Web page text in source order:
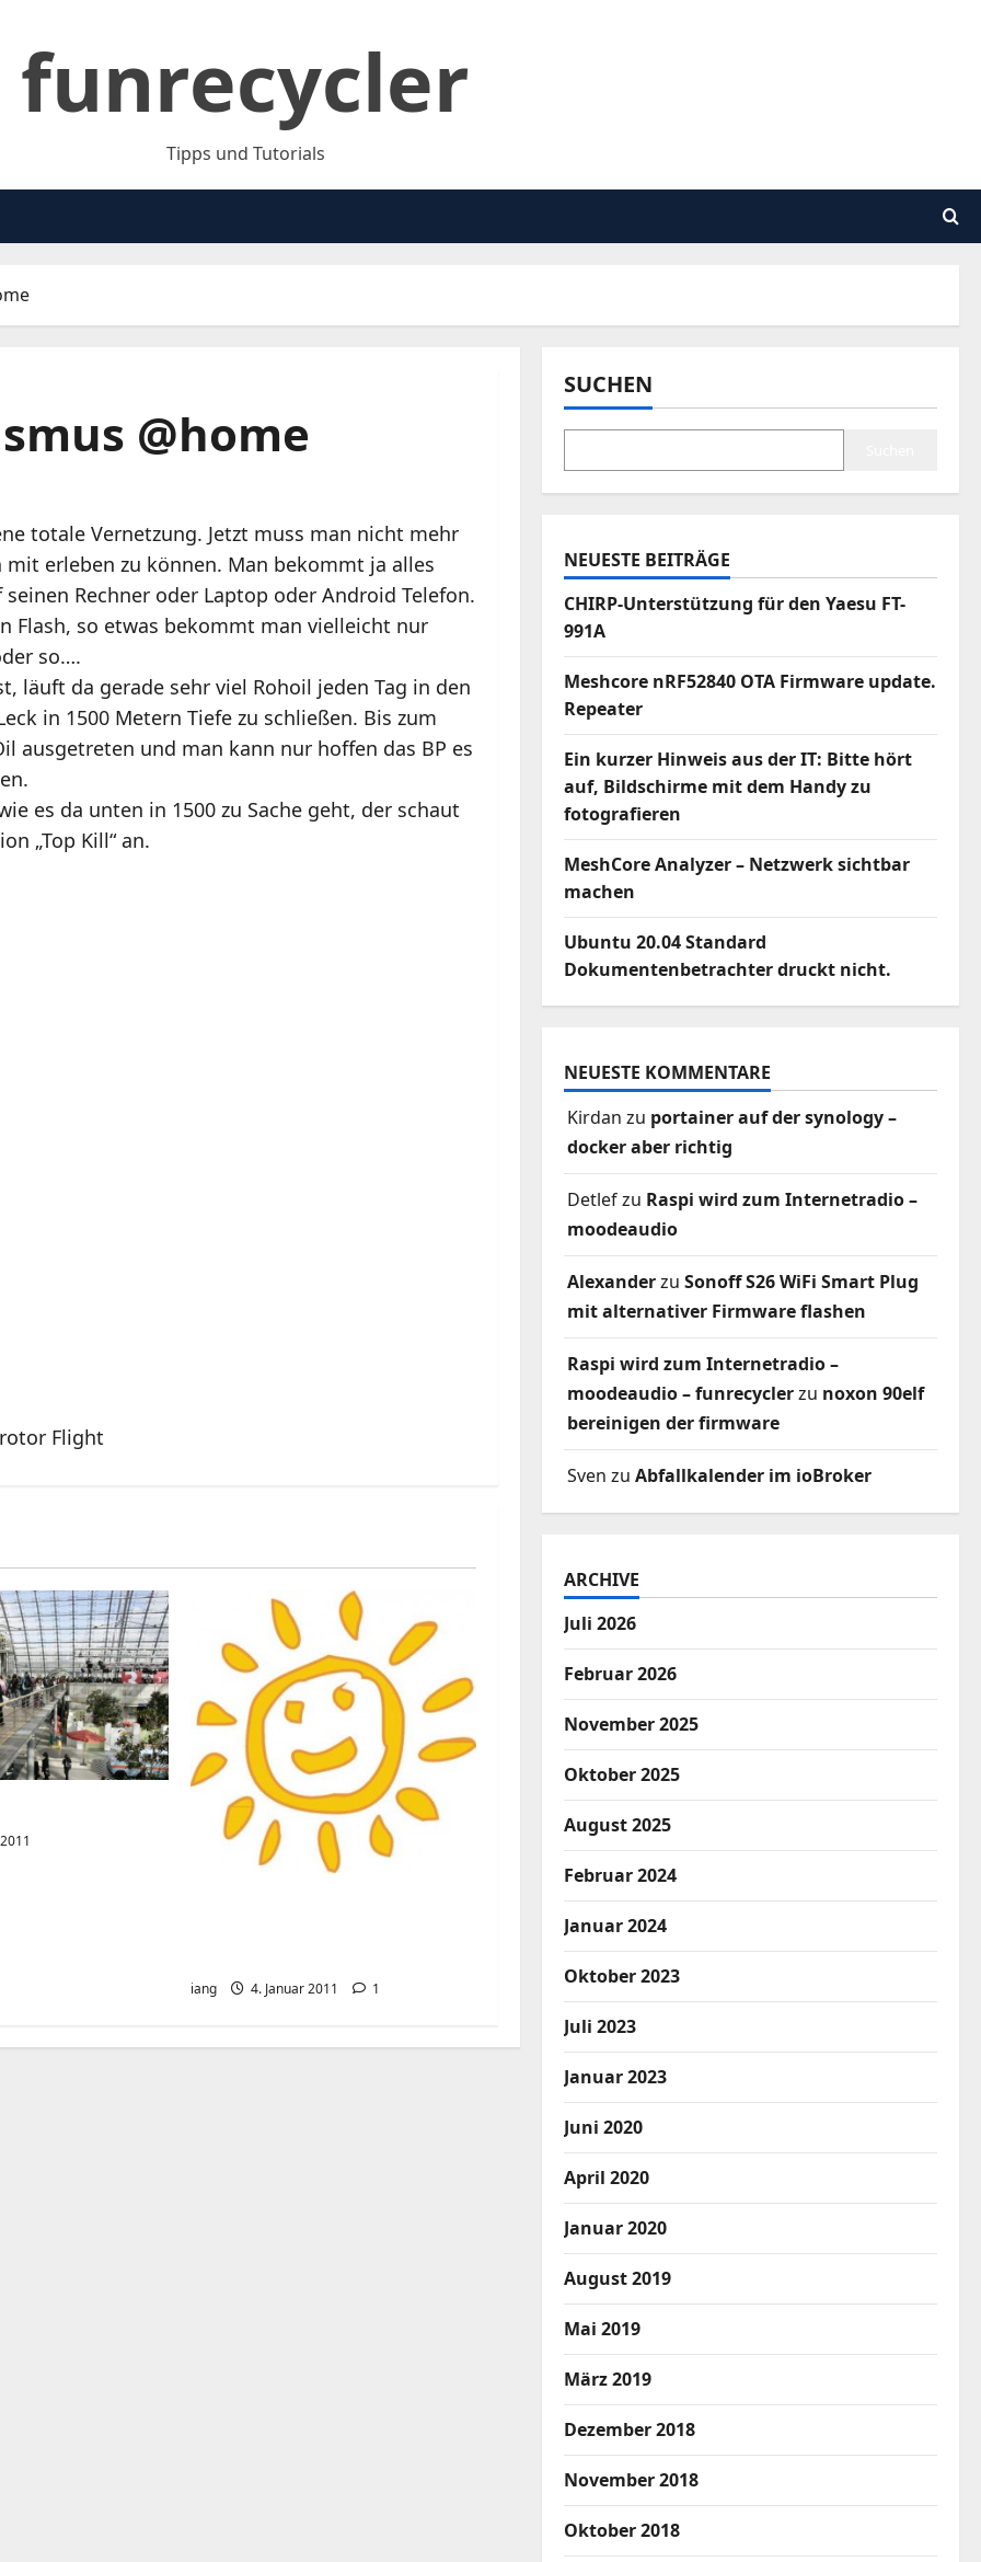
funrecycler
Tipps und Tutorials
@home
totale Vernetzung. Jetzt muss man nicht mehr
erleben zu können. Man bekommt ja alles
Rechner oder Laptop oder Android Telefon.
Flash, so etwas bekommt man vielleicht nur
so….
läuft da gerade sehr viel Rohoil jeden Tag in den
in 1500 Metern Tiefe zu schließen. Bis zum
ausgetreten und man kann nur hoffen das BP es
es da unten in 1500 zu Sache geht, der schaut
„Top Kill“ an.
Flight
iang 4. Januar 2011 1
SUCHEN
NEUESTE BEITRÄGE
CHIRP-Unterstützung für den Yaesu FT-
991A
Meshcore nRF52840 OTA Firmware update.
Repeater
Ein kurzer Hinweis aus der IT: Bitte hört
auf, Bildschirme mit dem Handy zu
fotografieren
MeshCore Analyzer – Netzwerk sichtbar
machen
Ubuntu 20.04 Standard
Dokumentenbetrachter druckt nicht.
NEUESTE KOMMENTARE
Kirdan zu portainer auf der synology –
docker aber richtig
Detlefzu Raspi wird zum Internetradio –
moodeaudio
Alexanderzu Sonoff S26 WiFi Smart Plug
mit alternativer Firmware flashen
Raspi wird zum Internetradio –
moodeaudio – funrecyclerzu noxon 90elf
bereinigen der firmware
Sven zu Abfallkalender im ioBroker
ARCHIVE
Juli 2026
Februar 2026
November 2025
Oktober 2025
August 2025
Februar 2024
Januar 2024
Oktober 2023
Juli 2023
Januar 2023
Juni 2020
April 2020
Januar 2020
August 2019
Mai 2019
März 2019
Dezember 2018
November 2018
Oktober 2018